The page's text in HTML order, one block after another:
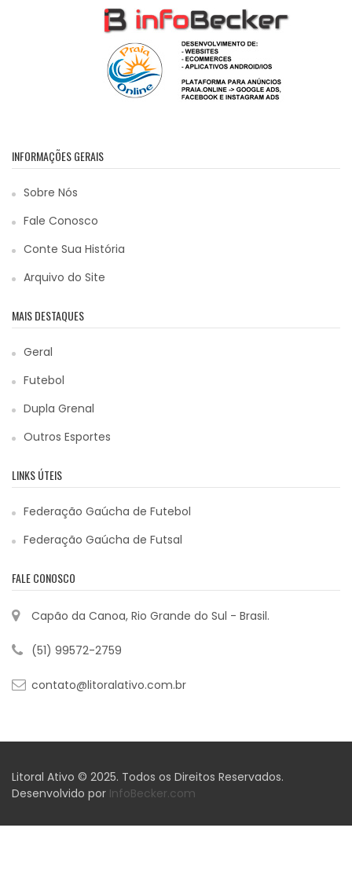
INFORMAÇÕES GERAIS
Sobre Nós
Fale Conosco
Conte Sua História
Arquivo do Site
MAIS DESTAQUES
Geral
Futebol
Dupla Grenal
Outros Esportes
LINKS ÚTEIS
Federação Gaúcha de Futebol
Federação Gaúcha de Futsal
FALE CONOSCO
Capão da Canoa, Rio Grande do Sul - Brasil.
(51) 99572-2759
contato@litoralativo.com.br
Litoral Ativo © 2025. Todos os Direitos Reservados.
Desenvolvido por InfoBecker.com